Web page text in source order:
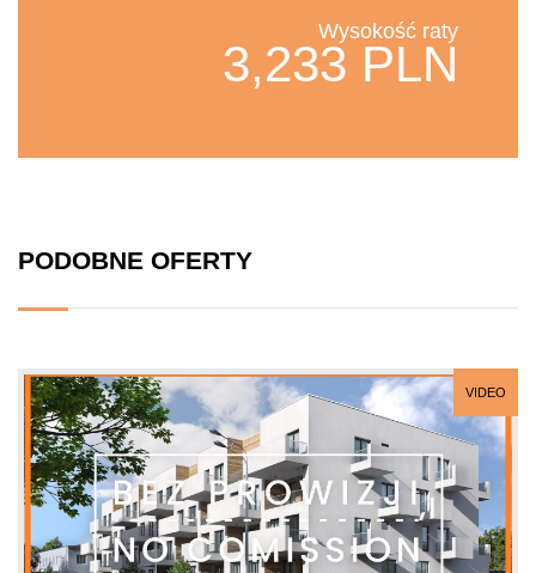
Wysokość raty
3,233 PLN
PODOBNE OFERTY
VIDEO